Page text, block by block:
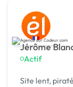
Jérôme
Actif
Site lent,